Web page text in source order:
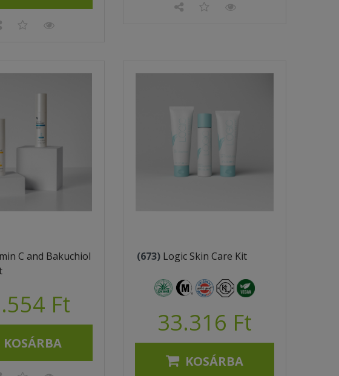
C and Bakuchiol
Ft
KOSÁRBA
(673) Logic Skin Care Kit
33.316 Ft
KOSÁRBA